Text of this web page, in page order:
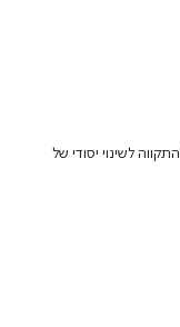
לשינוי יסודי של